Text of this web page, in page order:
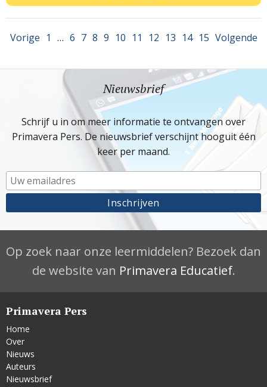
Vorige 1 … 6 7 8 9 10 11 12 13 14 15 Volgende
Nieuwsbrief
Schrijf u in om meer informatie te ontvangen over
Primavera Pers. De nieuwsbrief verschijnt hooguit één
keer per maand.
Op zoek naar onze leermiddelen? Bezoek dan
de website van Primavera Educatief.
Primavera Pers
Home
Over
Nieuws
Auteurs
Nieuwsbrief